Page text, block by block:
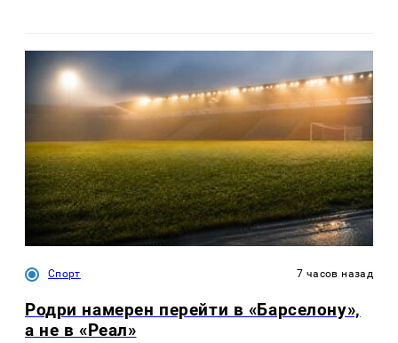
Спорт 7 часов назад
Родри намерен перейти в «Барселону»,
а не в «Реал»